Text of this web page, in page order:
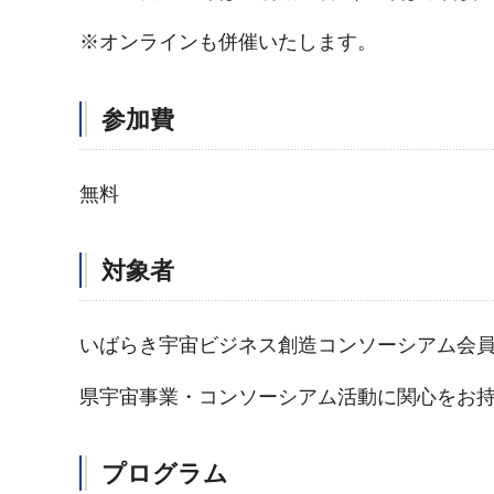
※オンラインも併催いたします。
参加費
無料
対象者
いばらき宇宙ビジネス創造コンソーシアム会員
県宇宙事業・コンソーシアム活動に関心をお
プログラム